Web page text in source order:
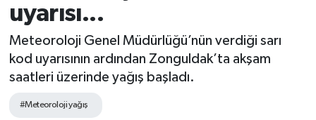
uyarısı...
Meteoroloji Genel Müdürlüğü’nün verdiği sarı
kod uyarısının ardından Zonguldak’ta akşam
saatleri üzerinde yağış başladı.
#Meteoroloji yağış
Eğitim
Ekonomi